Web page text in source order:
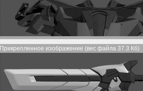
Прикрепленное изображение (вес файла 37.3 Кб)